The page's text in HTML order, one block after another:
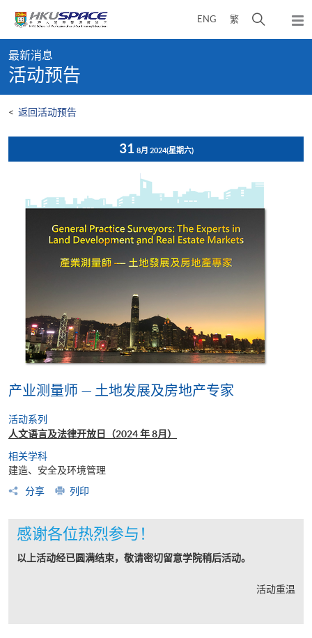
content
ENG 繁
开
弹
出
content
start
最新消息
活动预告
< 返回活动预告
31 8月 2024(星期六)
产业测量师 — 土地发展及房地产专家
活动系列
人文语言及法律开放日（2024 年 8月）
相关学科
建造、安全及环境管理
分享
列印
感谢各位热烈参与！
以上活动经已圆满结束，敬请密切留意学院稍后活动。
活动重温